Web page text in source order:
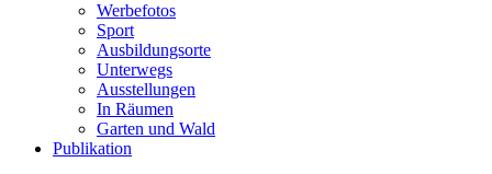
Werbefotos
Sport
Ausbildungsorte
Unterwegs
Ausstellungen
In Räumen
Garten und Wald
Publikation